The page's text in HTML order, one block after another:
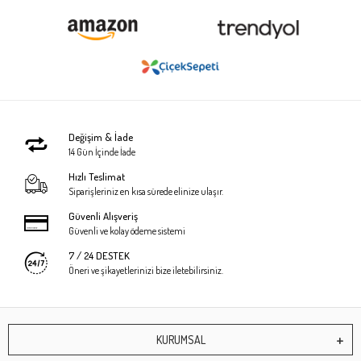
Değişim & İade
14 Gün İçinde İade
Hızlı Teslimat
Siparişleriniz en kısa sürede elinize ulaşır.
Güvenli Alışveriş
Güvenli ve kolay ödeme sistemi
7 / 24 DESTEK
Öneri ve şikayetlerinizi bize iletebilirsiniz.
KURUMSAL